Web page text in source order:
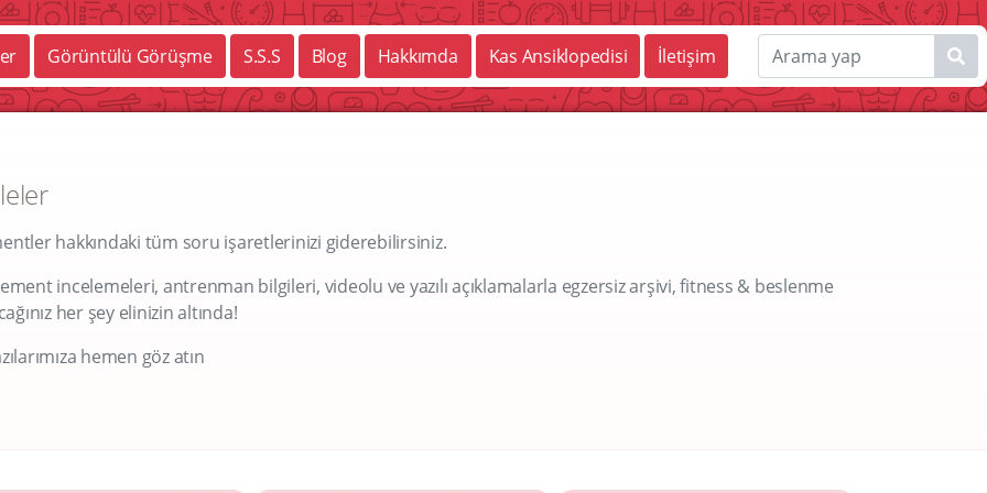
Görüntülü Görüşme S.S.S Blog Hakkımda Kas Ansiklopedisi İletişim
hakkındaki tüm soru işaretlerinizi giderebilirsiniz.
incelemeleri, antrenman bilgileri, videolu ve yazılı açıklamalarla egzersiz arşivi, fitness & beslenme
her şey elinizin altında!
hemen göz atın